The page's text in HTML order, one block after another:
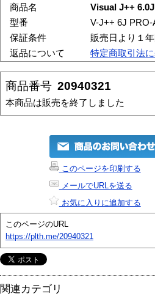
商品名
Visual J++
型番
V-J++ 6J PRO-
保証条件
販売日より１
返品について
特定商取引法
商品番号 20940321
本商品は販売を終了しました
このページを印刷する
メールでURLを送る
お気に入りに追加する
このページのURL
https://plth.me/20940321
関連カテゴリ